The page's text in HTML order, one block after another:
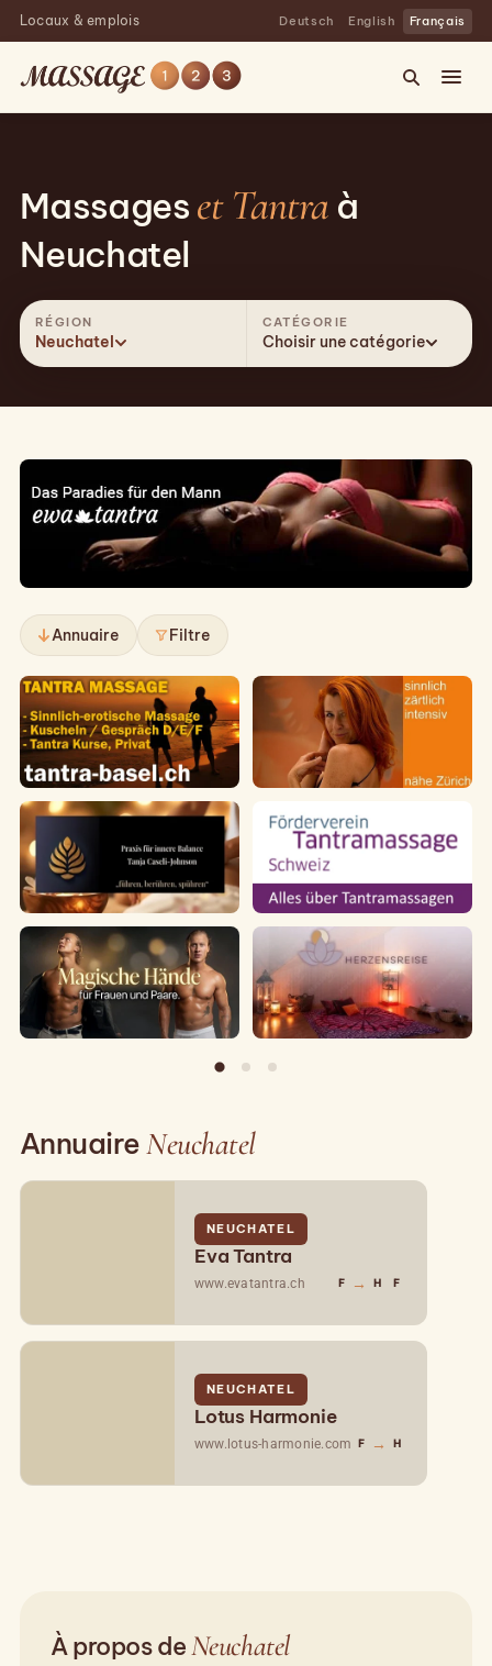
Locaux & emplois Deutsch English Français
Massages et Tantra à
Neuchatel
RÉGION
Neuchatel
CATÉGORIE
Choisir une catégorie
Annuaire Filtre
AnnuaireNeuchatel
NEUCHATEL
Eva Tantra
www.evatantra.ch F → H F
NEUCHATEL
Lotus Harmonie
www.lotus-harmonie.com F → H
À propos deNeuchatel